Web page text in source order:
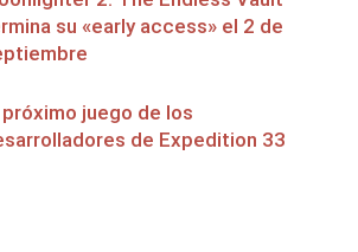
su «early access» el 2 de
próximo juego de los
de Expedition 33